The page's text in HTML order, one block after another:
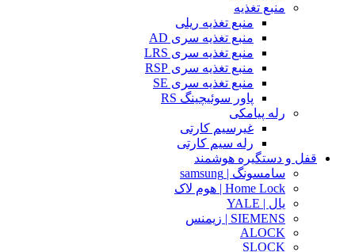
منبع تغذیه
منبع تغذیه ریلی
منبع تغذیه سری AD
منبع تغذیه سری LRS
منبع تغذیه سری RSP
منبع تغذیه سری SE
پاور سوئیچینگ RS
رله پیامکی
غیرسیم کارتی
رله سیم کارتی
قفل و دستگیره هوشمند
سامسونگ | samsung
Home Lock | هوم لاک
یال | YALE
SIEMENS | زیمنس
ALOCK
SLOCK